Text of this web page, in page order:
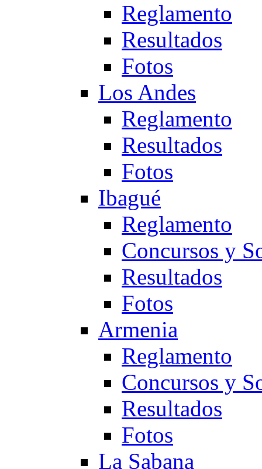
Reglamento
Resultados
Fotos
Los Andes
Reglamento
Resultados
Fotos
Ibagué
Reglamento
Concursos y
Resultados
Fotos
Armenia
Reglamento
Concursos y
Resultados
Fotos
La Sabana